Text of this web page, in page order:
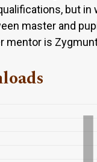
but in
master and
mentor is